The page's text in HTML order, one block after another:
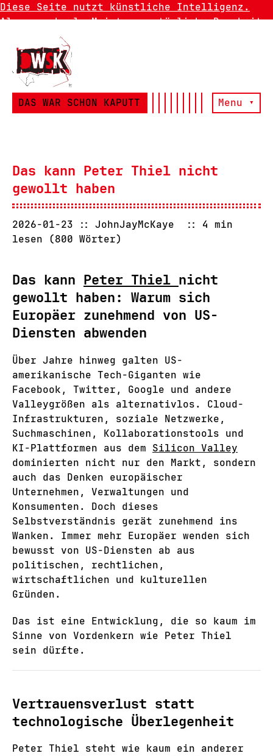
Diese Seite nutzt künstliche Intelligenz.
Also manchmal. Meistens natürliche Dummheit.
DAS WAR SCHON KAPUTT Menu ▾
Das kann Peter Thiel nicht
gewollt haben
2026-01-23 JohnJayMcKaye
4 min
lesen (800 Wörter)
Das kann Peter Thiel nicht
gewollt haben: Warum sich
Europäer zunehmend von US-
Diensten abwenden
Über Jahre hinweg galten US-
amerikanische Tech-Giganten wie
Facebook, Twitter, Google und andere
Valleygrößen als alternativlos. Cloud-
Infrastrukturen, soziale Netzwerke,
Suchmaschinen, Kollaborationstools und
KI-Plattformen aus dem Silicon Valley
dominierten nicht nur den Markt, sondern
auch das Denken europäischer
Unternehmen, Verwaltungen und
Konsumenten. Doch dieses
Selbstverständnis gerät zunehmend ins
Wanken. Immer mehr Europäer wenden sich
bewusst von US-Diensten ab aus
politischen, rechtlichen,
wirtschaftlichen und kulturellen
Gründen.
Das ist eine Entwicklung, die so kaum im
Sinne von Vordenkern wie Peter Thiel
sein dürfte.
Vertrauensverlust statt
technologische Überlegenheit
Peter Thiel steht wie kaum ein anderer